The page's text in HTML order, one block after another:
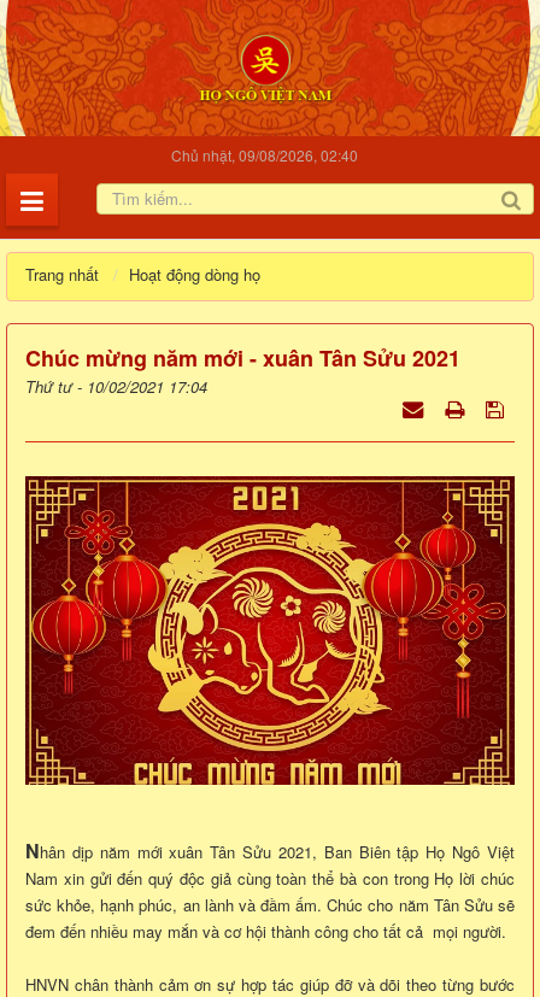
Chủ nhật, 09/08/2026, 02:40
Trang nhất Hoạt động dòng họ
Chúc mừng năm mới - xuân Tân Sửu 2021
Thứ tư - 10/02/2021 17:04
Nhân dịp năm mới xuân Tân Sửu 2021, Ban Biên tập Họ Ngô Việt
Nam xin gửi đến quý độc giả cùng toàn thể bà con trong Họ lời chúc
sức khỏe, hạnh phúc, an lành và đầm ấm. Chúc cho năm Tân Sửu sẽ
đem đến nhiều may mắn và cơ hội thành công cho tất cả mọi người.
HNVN chân thành cảm ơn sự hợp tác giúp đỡ và dõi theo từng bước